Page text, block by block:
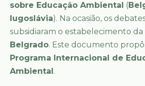
sobre Educação Ambiental (
Iugoslávia). Na ocasião, os
subsidiaram o estabelecimento da
Belgrado. Este documento
Programa Internacional de
Ambiental .